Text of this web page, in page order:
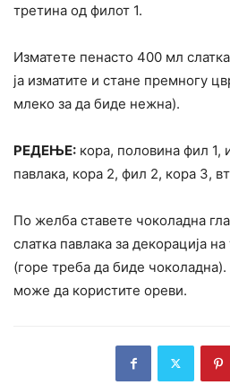
третина од филот 1.
Изматете пенасто 400 мл
ја изматите и стане премногу
млеко за да биде нежна).
РЕДЕЊЕ: кора, половина фил 1,
павлака, кора 2, фил 2, кора 3,
По желба ставете чоколадна
слатка павлака за декорација
(горе треба да биде
може да користите ореви.